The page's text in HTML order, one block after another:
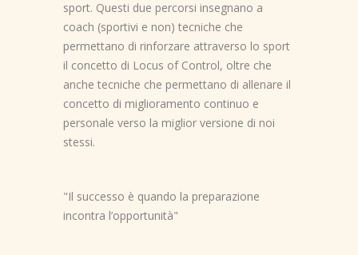
sport. Questi due percorsi insegnano a
coach (sportivi e non) tecniche che
permettano di rinforzare attraverso lo sport
il concetto di Locus of Control, oltre che
anche tecniche che permettano di allenare il
concetto di miglioramento continuo e
personale verso la miglior versione di noi
stessi.
"Il successo è quando la preparazione
incontra l’opportunità"